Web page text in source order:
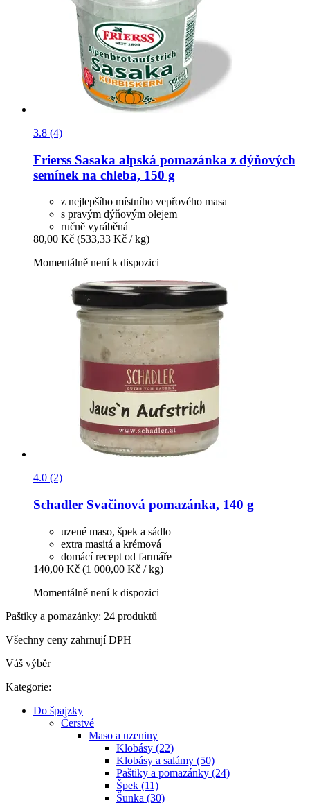
3.8 (4)
Frierss Sasaka alpská pomazánka z dýňových
semínek na chleba, 150 g
z nejlepšího místního vepřového masa
s pravým dýňovým olejem
ručně vyráběná
80,00 Kč (533,33 Kč / kg)
Momentálně není k dispozici
4.0 (2)
Schadler Svačinová pomazánka, 140 g
uzené maso, špek a sádlo
extra masitá a krémová
domácí recept od farmáře
140,00 Kč (1 000,00 Kč / kg)
Momentálně není k dispozici
Paštiky a pomazánky: 24 produktů
Všechny ceny zahrnují DPH
Váš výběr
Kategorie:
Do špajzky
Čerstvé
Maso a uzeniny
Klobásy (22)
Klobásy a salámy (50)
Paštiky a pomazánky (24)
Špek (11)
Šunka (30)